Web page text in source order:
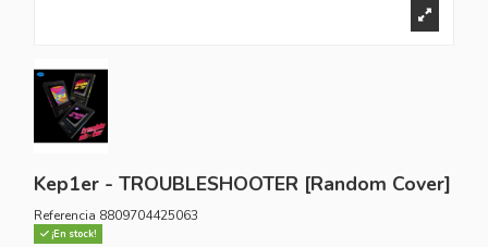
Kep1er - TROUBLESHOOTER [Random Cover]
Referencia 8809704425063
¡En stock!